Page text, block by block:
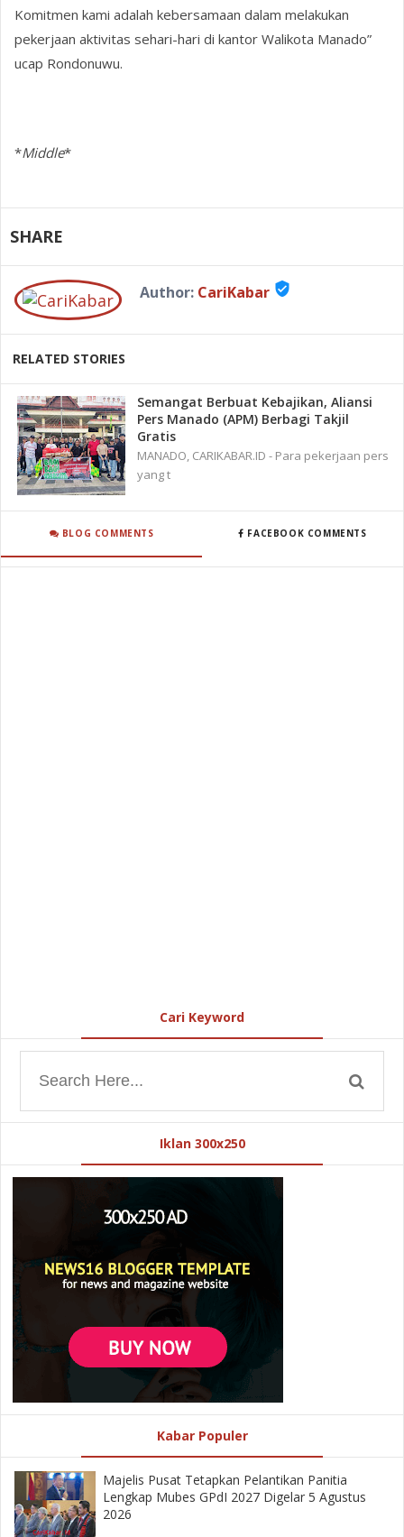
Komitmen kami adalah kebersamaan dalam melakukan
pekerjaan aktivitas sehari-hari di kantor Walikota Manado”
ucap Rondonuwu.
*Middle*
SHARE
Author: CariKabar verified_user
RELATED STORIES
Semangat Berbuat Kebajikan, Aliansi
Pers Manado (APM) Berbagi Takjil
Gratis
MANADO, CARIKABAR.ID - Para pekerjaan pers
yang t
BLOG COMMENTS FACEBOOK COMMENTS
Cari Keyword
Iklan 300x250
Kabar Populer
Majelis Pusat Tetapkan Pelantikan Panitia
Lengkap Mubes GPdI 2027 Digelar 5 Agustus
2026